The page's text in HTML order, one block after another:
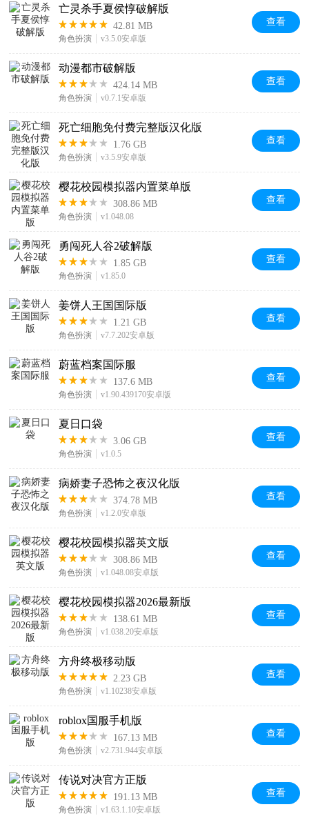
亡灵杀手夏侯惇破解版
42.81 MB
角色扮演 v3.5.0安卓版
查看
动漫都市破解版
424.14 MB
角色扮演 v0.7.1安卓版
查看
死亡细胞免付费完整版汉化版
1.76 GB
角色扮演 v3.5.9安卓版
查看
樱花校园模拟器内置菜单版
308.86 MB
角色扮演 v1.048.08
查看
勇闯死人谷2破解版
1.85 GB
角色扮演 v1.85.0
查看
姜饼人王国国际版
1.21 GB
角色扮演 v7.7.202安卓版
查看
蔚蓝档案国际服
137.6 MB
角色扮演 v1.90.439170安卓版
查看
夏日口袋
3.06 GB
角色扮演 v1.0.5
查看
病娇妻子恐怖之夜汉化版
374.78 MB
角色扮演 v1.2.0安卓版
查看
樱花校园模拟器英文版
308.86 MB
角色扮演 v1.048.08安卓版
查看
樱花校园模拟器2026最新版
138.61 MB
角色扮演 v1.038.20安卓版
查看
方舟终极移动版
2.23 GB
角色扮演 v1.10238安卓版
查看
roblox国服手机版
167.13 MB
角色扮演 v2.731.944安卓版
查看
传说对决官方正版
191.13 MB
角色扮演 v1.63.1.10安卓版
查看